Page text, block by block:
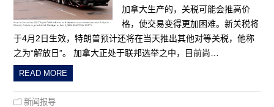
加拿大生产的，关税可能会推高价
格，使交易变得更加困难。新关税将
于4月2日生效，特朗普预计还将在当天推出其他对等关税，他称
之为“解放日”。 加拿大正处于联邦选举之中，目前尚…
READ MORE
新闻报导